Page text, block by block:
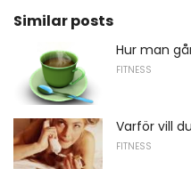
Similar posts
Hur man
FITNESS
Varför vill
FITNESS